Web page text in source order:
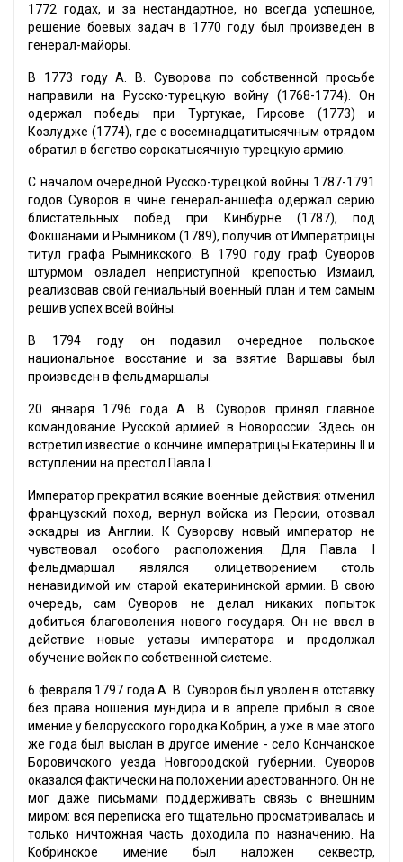
1772 годах, и за нестандартное, но всегда успешное,
решение боевых задач в 1770 году был произведен в
генерал-майоры.
В 1773 году А. В. Суворова по собственной просьбе
направили на Русско-турецкую войну (1768-1774). Он
одержал победы при Туртукае, Гирсове (1773) и
Козлудже (1774), где с восемнадцатитысячным отрядом
обратил в бегство сорокатысячную турецкую армию.
С началом очередной Русско-турецкой войны 1787-1791
годов Суворов в чине генерал-аншефа одержал серию
блистательных побед при Кинбурне (1787), под
Фокшанами и Рымником (1789), получив от Императрицы
титул графа Рымникского. В 1790 году граф Суворов
штурмом овладел неприступной крепостью Измаил,
реализовав свой гениальный военный план и тем самым
решив успех всей войны.
В 1794 году он подавил очередное польское
национальное восстание и за взятие Варшавы был
произведен в фельдмаршалы.
20 января 1796 года А. В. Суворов принял главное
командование Русской армией в Новороссии. Здесь он
встретил известие о кончине императрицы Екатерины II и
вступлении на престол Павла I.
Император прекратил всякие военные действия: отменил
французский поход, вернул войска из Персии, отозвал
эскадры из Англии. К Суворову новый император не
чувствовал особого расположения. Для Павла I
фельдмаршал являлся олицетворением столь
ненавидимой им старой екатерининской армии. В свою
очередь, сам Суворов не делал никаких попыток
добиться благоволения нового государя. Он не ввел в
действие новые уставы императора и продолжал
обучение войск по собственной системе.
6 февраля 1797 года А. В. Суворов был уволен в отставку
без права ношения мундира и в апреле прибыл в свое
имение у белорусского городка Кобрин, а уже в мае этого
же года был выслан в другое имение - село Кончанское
Боровичского уезда Новгородской губернии. Суворов
оказался фактически на положении арестованного. Он не
мог даже письмами поддерживать связь с внешним
миром: вся переписка его тщательно просматривалась и
только ничтожная часть доходила по назначению. Ha
Koбринское имение был наложен секвестр,